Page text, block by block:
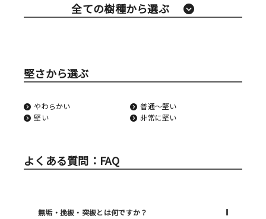
全ての樹種から選ぶ
堅さから選ぶ
やわらかい
普通〜堅い
堅い
非常に堅い
よくある質問：FAQ
無垢・挽板・突板とは何ですか？